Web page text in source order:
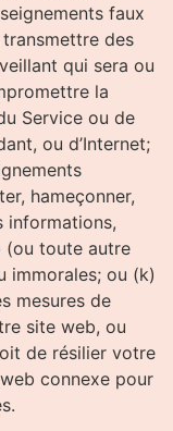
faux
des
qui sera ou
la
Service ou de
ou d’Internet;
hameçonner,
informations,
(ou toute autre
immorales; ou (k)
mesures de
site web, ou
de résilier votre
connexe pour